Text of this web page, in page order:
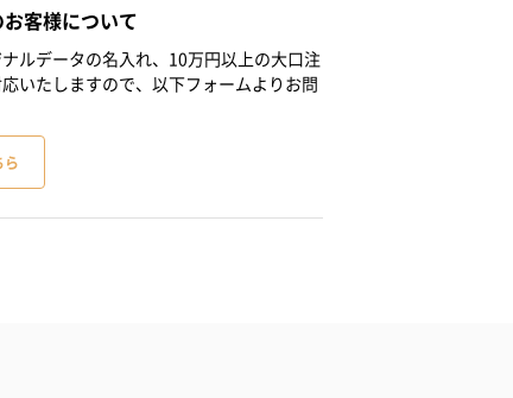
客様について
ルデータの名入れ、10万円以上の大口注
いたしますので、以下フォームよりお問
ら